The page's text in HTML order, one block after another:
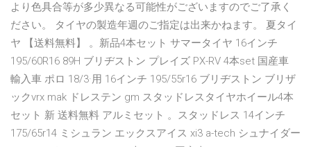
より色具合等が多少異なる可能性がございますのでご了承く
ださい。 タイヤの製造年週のご指定は出来かねます。 夏タイ
ヤ 【送料無料】 。新品4本セット サマータイヤ 16インチ
195/60R16 89H ブリヂストン プレイズ PX-RV 4本set 国産車
輸入車 ポロ 18/3·用 16インチ 195/55r16 ブリヂストン ブリザ
ックvrx mak ドレステン gm スタッドレスタイヤホイール4本
セット 新 送料無料 アルミセット 。スタッドレス 14インチ
175/65r14 ミシュラン エックスアイス xi3 a-tech シュナイダー